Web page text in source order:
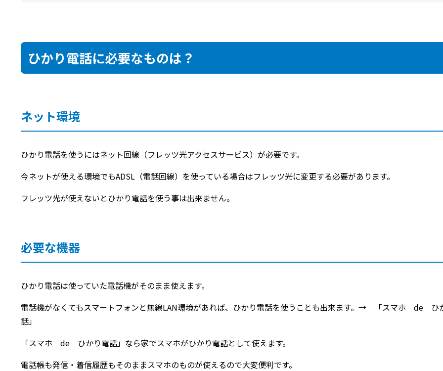
ひかり電話に必要なものは？
ネット環境
ひかり電話を使うにはネット回線（フレッツ光アクセスサービス）が必要です。
今ネットが使える環境でもADSL（電話回線）を使っている場合はフレッツ光に変更する必要があります。
フレッツ光が使えないとひかり電話を使う事は出来ません。
必要な機器
ひかり電話は使っていた電話機がそのまま使えます。
電話機がなくてもスマートフォンと無線LAN環境があれば、ひかり電話を使うことも出来ます。→ 「スマホ de ひ
話」
「スマホ de ひかり電話」なら家でスマホがひかり電話として使えます。
電話帳も発信・着信履歴もそのままスマホのものが使えるので大変便利です。